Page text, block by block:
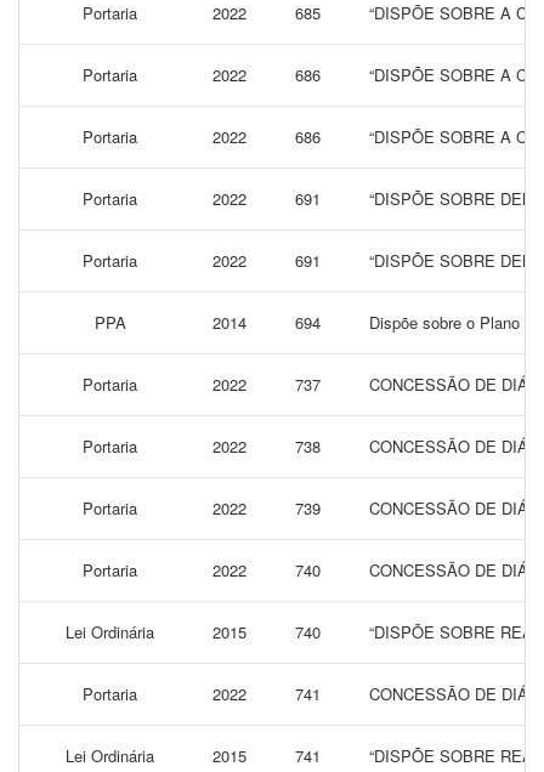
Portaria 2022 685 “DISPÕE SOBRE A
Portaria 2022 686 “DISPÕE SOBRE A
Portaria 2022 686 “DISPÕE SOBRE A
Portaria 2022 691 “DISPÕE SOBRE
Portaria 2022 691 “DISPÕE SOBRE
PPA 2014 694 Dispõe sobre o Plano
Portaria 2022 737 CONCESSÃO DE
Portaria 2022 738 CONCESSÃO DE
Portaria 2022 739 CONCESSÃO DE
Portaria 2022 740 CONCESSÃO DE
Lei Ordinária 2015 740 “DISPÕE SOBRE
Portaria 2022 741 CONCESSÃO DE
Lei Ordinária 2015 741 “DISPÕE SOBRE